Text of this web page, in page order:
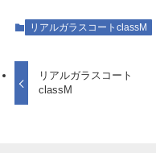
リアルガラスコートclassM
リアルガラスコート
classM